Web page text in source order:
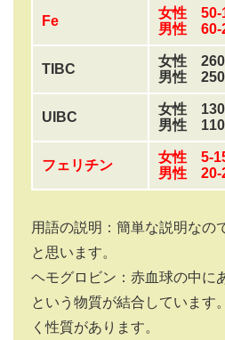
Fe
女性 50-
男性 60-
TIBC
女性
男性
UIBC
女性
男性
フェリチン
女性 5-
男性
用語の説明：簡単な説明なの
と思います。
ヘモグロビン：赤血球の中に
という物質が結合しています
く性質があります。